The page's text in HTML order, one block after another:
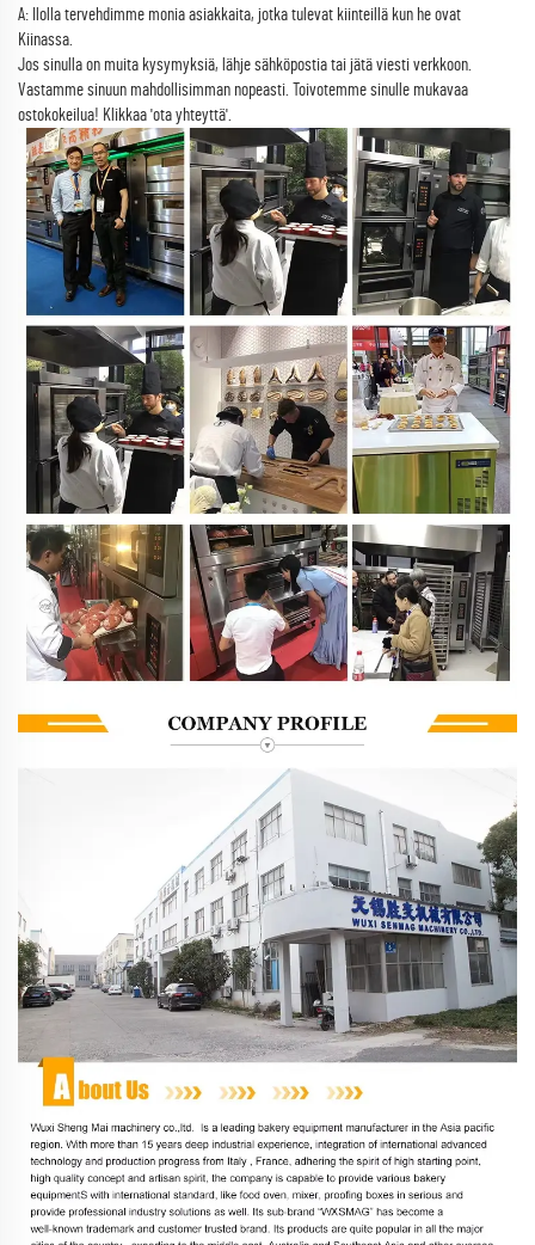
A: Ilolla tervehdimme monia asiakkaita, jotka tulevat kiinteillä kun he ovat
Kiinassa.
Jos sinulla on muita kysymyksiä, lähje sähköpostia tai jätä viesti verkkoon.
Vastamme sinuun mahdollisimman nopeasti. Toivotemme sinulle mukavaa
ostokokeilua! Klikkaa 'ota yhteyttä'.